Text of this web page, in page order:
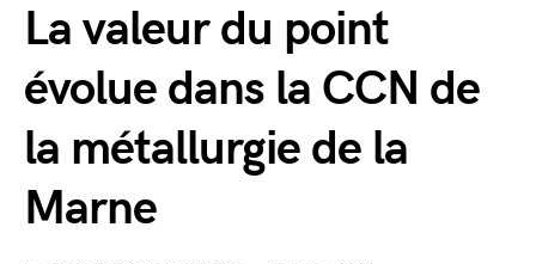
La valeur du point
évolue dans la CCN de
la métallurgie de la
Marne